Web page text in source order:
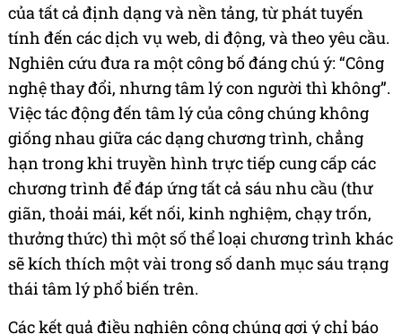
của tất cả định dạng và nền tảng, từ phát tuyến
tính đến các dịch vụ web, di động, và theo yêu cầu.
Nghiên cứu đưa ra một công bố đáng chú ý: “Công
nghệ thay đổi, nhưng tâm lý con người thì không”.
Việc tác động đến tâm lý của công chúng không
giống nhau giữa các dạng chương trình, chẳng
hạn trong khi truyền hình trực tiếp cung cấp các
chương trình để đáp ứng tất cả sáu nhu cầu (thư
giãn, thoải mái, kết nối, kinh nghiệm, chạy trốn,
thưởng thức) thì một số thể loại chương trình khác
sẽ kích thích một vài trong số danh mục sáu trạng
thái tâm lý phổ biến trên.
Các kết quả điều nghiên công chúng gợi ý chỉ báo